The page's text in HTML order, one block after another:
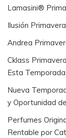
Lamasini®
Ilusión
Andrea
Cklass
Esta Temporada
Nueva
y Oportunidad
Perfumes
Rentable por